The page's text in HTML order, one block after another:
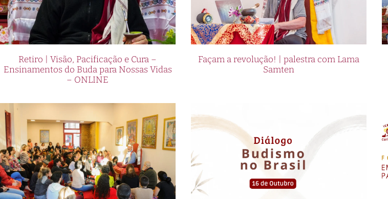
Retiro | Visão, Pacificação e Cura –
Ensinamentos do Buda para Nossas Vidas
– ONLINE
Façam a revolução! | palestra com Lama
Samten